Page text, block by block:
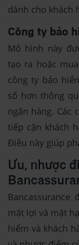
dành cho khách
Công ty bảo
Mô hình này
tạo ra hoặc
công ty bảo
số hơn thông
ngân hàng. Các
tiếp cận khách
Điều này giúp
Ưu, nhược
mặt lợi và mặt
hiểm và khách